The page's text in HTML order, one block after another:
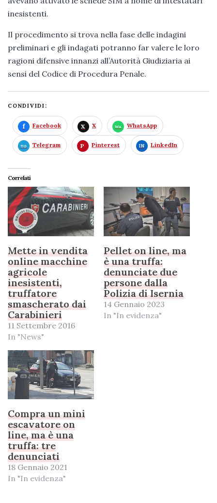
inesistenti.
Il procedimento si trova nella fase delle indagini
preliminari e gli indagati potranno far valere le loro
ragioni difensive innanzi all’Autorità Giudiziaria ai
sensi del Codice di Procedura Penale.
CONDIVIDI:
Facebook X WhatsApp
Telegram Pinterest LinkedIn
Correlati
Mette in vendita
online macchine
agricole
inesistenti,
truffatore
smascherato dai
Carabinieri
11 Settembre 2016
In "News"
Pellet on line, ma
è una truffa:
denunciate due
persone dalla
Polizia di Isernia
14 Gennaio 2023
In "In evidenza"
Compra un mini
escavatore on
line, ma è una
truffa: tre
denunciati
18 Gennaio 2021
In "In evidenza"